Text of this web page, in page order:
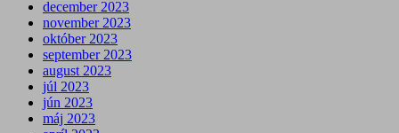
december 2023
november 2023
október 2023
september 2023
august 2023
júl 2023
jún 2023
máj 2023